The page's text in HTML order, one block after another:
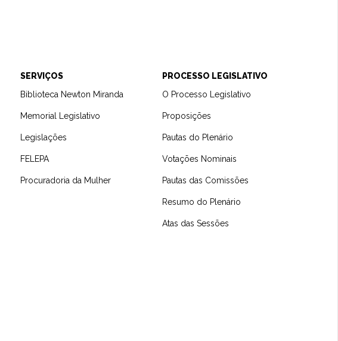
SERVIÇOS
Biblioteca Newton Miranda
Memorial Legislativo
Legislações
FELEPA
Procuradoria da Mulher
PROCESSO LEGISLATIVO
O Processo Legislativo
Proposições
Pautas do Plenário
Votações Nominais
Pautas das Comissões
Resumo do Plenário
Atas das Sessões